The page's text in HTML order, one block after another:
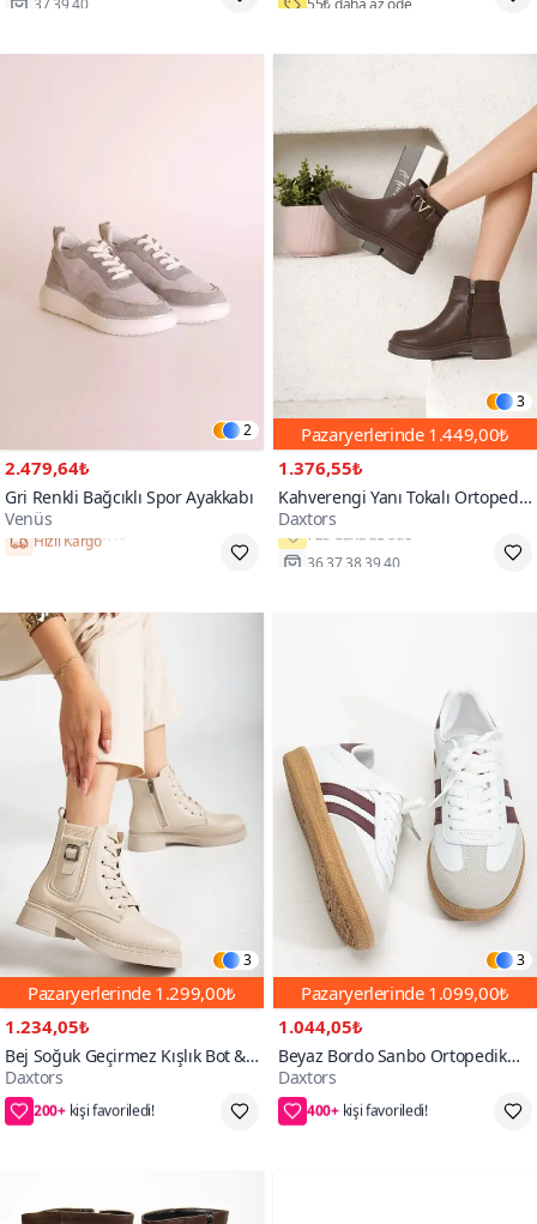
2
2.479,64₺
Gri Renkli Bağcıklı Spor Ayakkabı
Venüs
Hızlı Kargo
3
Pazaryerlerinde 1.449,00₺
1.376,55₺
Kahverengi Yanı Tokalı Ortopedik
Soğuk Geçirmez Bot
Daxtors
3
Pazaryerlerinde 1.299,00₺
1.234,05₺
Bej Soğuk Geçirmez Kışlık Bot &
Bootie
Daxtors
200+
65₺ daha az öde
3
Pazaryerlerinde 1.099,00₺
1.044,05₺
Beyaz Bordo Sanbo Ortopedik
Unisex Sneaker Spor Ayakkabı
Daxtors
400+
55₺ daha az öde